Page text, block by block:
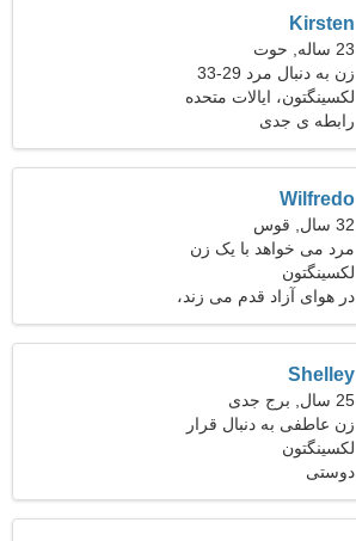
Kirsten
23 ساله, حوت
زن به دنبال مرد 29-33
لکسینگتون، ایالات متحده
آمریکا
رابطه ی جدی
Wilfredo
32 سال, قوس
مرد می خواهد با یک زن
ملاقات کند 22-29
لکسینگتون
در هوای آزاد قدم می زند،
اسب سواری
Shelley
25 سال, برج جدی
زن عاطفی به دنبال قرار
لکسینگتون
دوستی